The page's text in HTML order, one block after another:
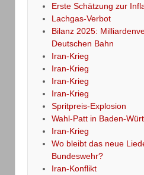
Erste Schätzung zur
Lachgas-Verbot
Bilanz 2025:
Deutschen Bahn
Iran-Krieg
Iran-Krieg
Iran-Krieg
Iran-Krieg
Spritpreis-Explosion
Wahl-Patt in Baden-
Iran-Krieg
Wo bleibt das neue
Bundeswehr?
Iran-Konflikt